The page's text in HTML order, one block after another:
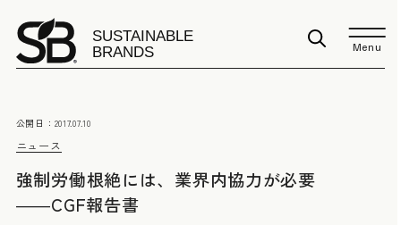
Menu
ニュース
公開日： 2017.07.10
強制労働根絶には、業界内協力が必要
――CGF報告書